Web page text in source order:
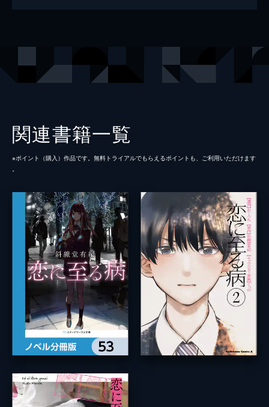
関連書籍一覧
※ポイント（購⼊）作品です。無料トライアルでもらえるポイントも、ご利⽤いただけます
。